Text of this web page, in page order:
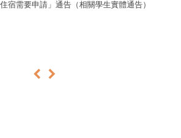
需要申請」通告（相關學生實體通告）
« »